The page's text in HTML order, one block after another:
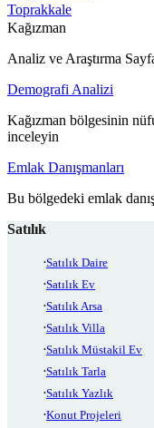
Toprakkale
Kağızman
Analiz ve Araştırma
Demografi Analizi
Kağızman bölgesinin
inceleyin
Emlak Danışmanları
Bu bölgedeki emlak
Satılık
Satılık Daire
Satılık Ev
Satılık Arsa
Satılık Villa
Satılık Müstakil Ev
Satılık Tarla
Satılık Yazlık
Konut Projeleri